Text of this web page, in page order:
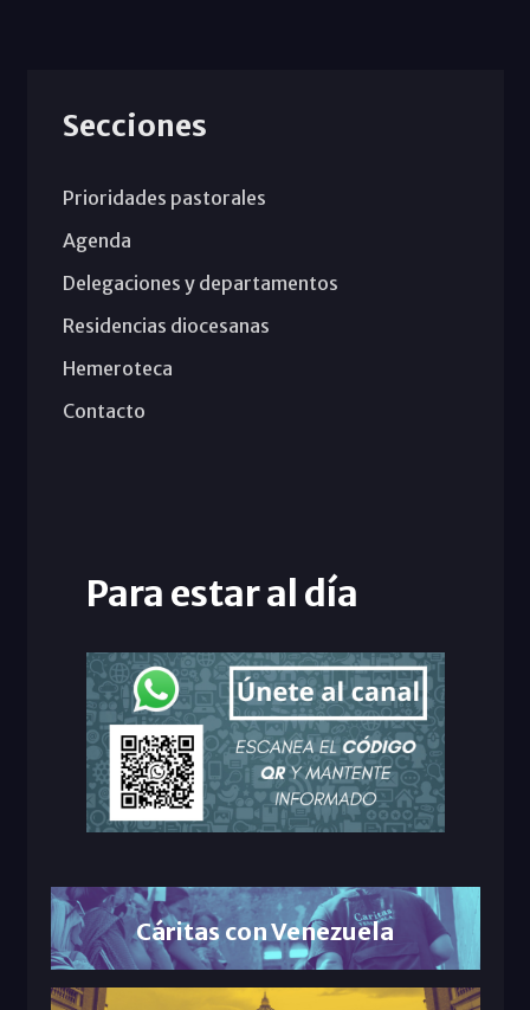
Secciones
Prioridades pastorales
Agenda
Delegaciones y departamentos
Residencias diocesanas
Hemeroteca
Contacto
Para estar al día
Cáritas con Venezuela